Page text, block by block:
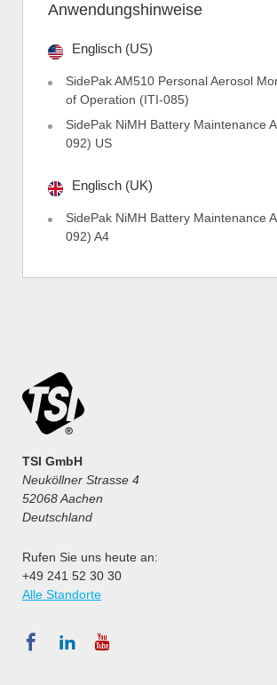
Anwendungshinweise
Englisch (US)
SidePak AM510 Personal Aerosol
of Operation (ITI-085)
SidePak NiMH Battery Maintenance
092) US
Englisch (UK)
SidePak NiMH Battery Maintenance
092) A4
TSI GmbH
Neuköllner Strasse 4
52068 Aachen
Deutschland
Rufen Sie uns heute an:
+49 241 52 30 30
Alle Standorte